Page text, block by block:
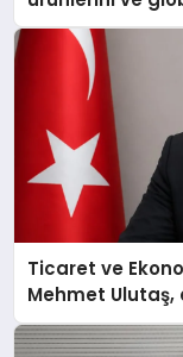
Ticaret ve
Mehmet Ulutaş,
açıklamada